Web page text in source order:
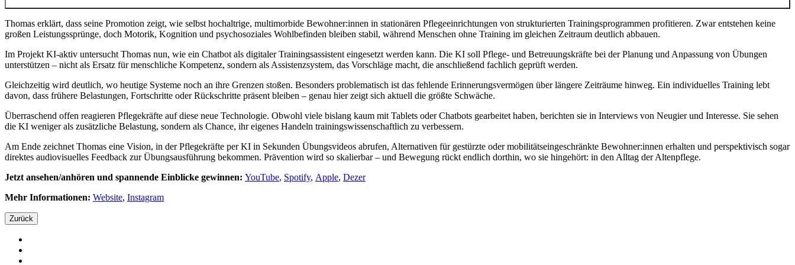
Thomas erklärt, dass seine Promotion zeigt, wie selbst hochaltrige, multimorbide Bewohner:innen in stationären Pflegeeinrichtungen von strukturierten Trainingsprogrammen profitieren. Zwar entstehen keine
großen Leistungssprünge, doch Motorik, Kognition und psychosoziales Wohlbefinden bleiben stabil, während Menschen ohne Training im gleichen Zeitraum deutlich abbauen.
Im Projekt KI-aktiv untersucht Thomas nun, wie ein Chatbot als digitaler Trainingsassistent eingesetzt werden kann. Die KI soll Pflege- und Betreuungskräfte bei der Planung und Anpassung von Übungen
unterstützen – nicht als Ersatz für menschliche Kompetenz, sondern als Assistenzsystem, das Vorschläge macht, die anschließend fachlich geprüft werden.
Gleichzeitig wird deutlich, wo heutige Systeme noch an ihre Grenzen stoßen. Besonders problematisch ist das fehlende Erinnerungsvermögen über längere Zeiträume hinweg. Ein individuelles Training lebt
davon, dass frühere Belastungen, Fortschritte oder Rückschritte präsent bleiben – genau hier zeigt sich aktuell die größte Schwäche.
Überraschend offen reagieren Pflegekräfte auf diese neue Technologie. Obwohl viele bislang kaum mit Tablets oder Chatbots gearbeitet haben, berichten sie in Interviews von Neugier und Interesse. Sie sehen
die KI weniger als zusätzliche Belastung, sondern als Chance, ihr eigenes Handeln trainingswissenschaftlich zu verbessern.
Am Ende zeichnet Thomas eine Vision, in der Pflegekräfte per KI in Sekunden Übungsvideos abrufen, Alternativen für gestürzte oder mobilitätseingeschränkte Bewohner:innen erhalten und perspektivisch sogar
direktes audiovisuelles Feedback zur Übungsausführung bekommen. Prävention wird so skalierbar – und Bewegung rückt endlich dorthin, wo sie hingehört: in den Alltag der Altenpflege.
Jetzt ansehen/anhören und spannende Einblicke gewinnen: YouTube, Spotify, Apple, Dezer
Mehr Informationen: Website, Instagram
Zurück